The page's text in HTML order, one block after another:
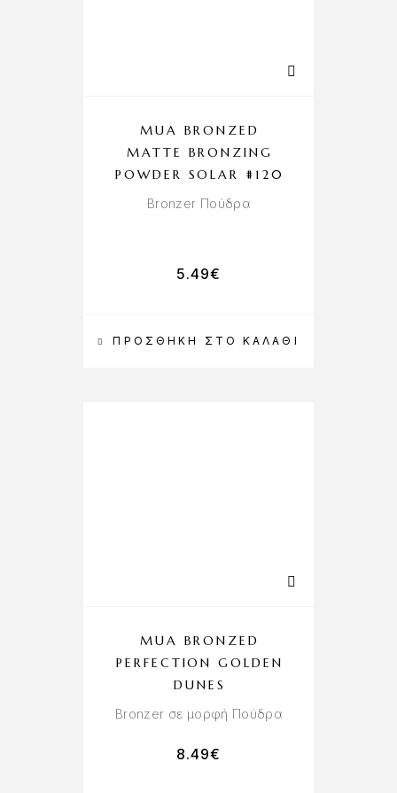
ΠΡΟΣΘΉΚΗ ΣΤΟ ΚΑΛΆΘΙ
MUA BRONZED
MATTE BRONZING
POWDER SOLAR #120
Bronzer Πούδρα
5.49€
MUA BRONZED
PERFECTION GOLDEN
DUNES
Bronzer σε μορφή Πούδρα
8.49€